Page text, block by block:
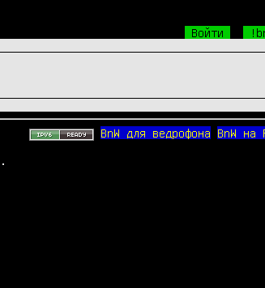
Войти
BnW для ведрофона BnW на